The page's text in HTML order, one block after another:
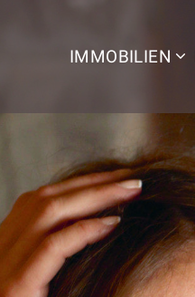
IMMOBILIEN